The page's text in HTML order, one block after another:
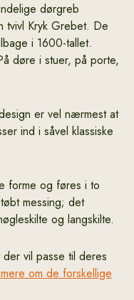
dørgreb
tvivl Kryk Grebet. De
i 1600-tallet.
døre i stuer, på porte,
er vel nærmest at
ind i såvel klassiske
forme og føres i to
messing; det
og langskilte.
vil passe til deres
om de forskellige